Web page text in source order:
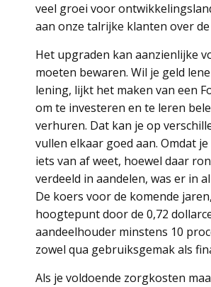
veel groei voor
aan onze talrijke klanten over
Het upgraden kan aanzienlijke
moeten bewaren. Wil je geld
lening, lijkt het maken van een
om te investeren en te leren
verhuren. Dat kan je op
vullen elkaar goed aan. Omdat
iets van af weet, hoewel daar
verdeeld in aandelen, was er in
De koers voor de komende
hoogtepunt door de 0,72
aandeelhouder minstens 10
zowel qua gebruiksgemak als
Als je voldoende zorgkosten